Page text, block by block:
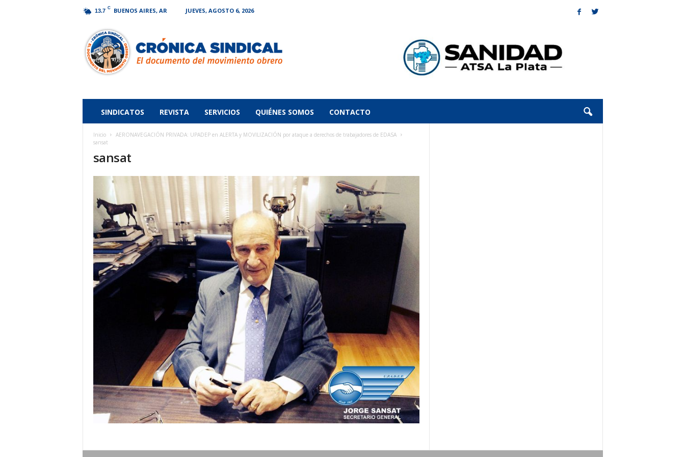
13.7 C BUENOS AIRES, AR JUEVES, AGOSTO 6, 2026
Sindical
SINDICATOS REVISTA SERVICIOS QUIÉNES SOMOS CONTACTO
Inicio
AERONAVEGACIÓN PRIVADA: UPADEP en ALERTA y MOVILIZACIÓN por ataque a derechos de trabajadores de EDASA
sansat
sansat